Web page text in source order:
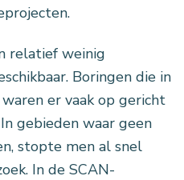
relatief weinig
Boringen die in
er vaak op gericht
gebieden waar geen
stopte men al snel
In de SCAN-